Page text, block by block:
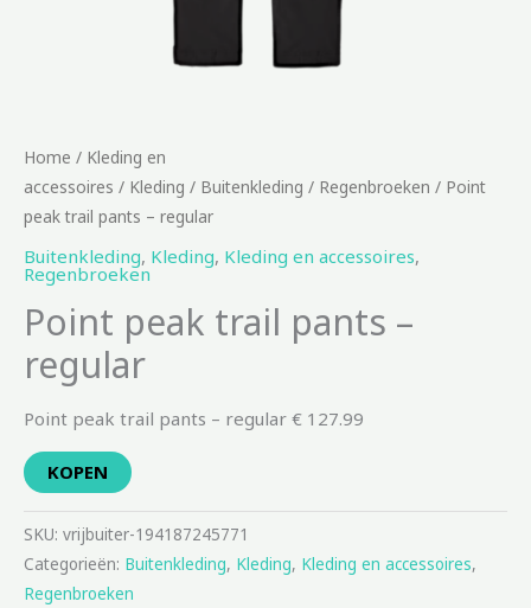
Home / Kleding en
accessoires / Kleding / Buitenkleding / Regenbroeken / Point
peak trail pants – regular
Buitenkleding, Kleding, Kleding en accessoires,
Regenbroeken
Point peak trail pants –
regular
Point peak trail pants – regular € 127.99
KOPEN
SKU: vrijbuiter-194187245771
Categorieën: Buitenkleding, Kleding, Kleding en accessoires,
Regenbroeken